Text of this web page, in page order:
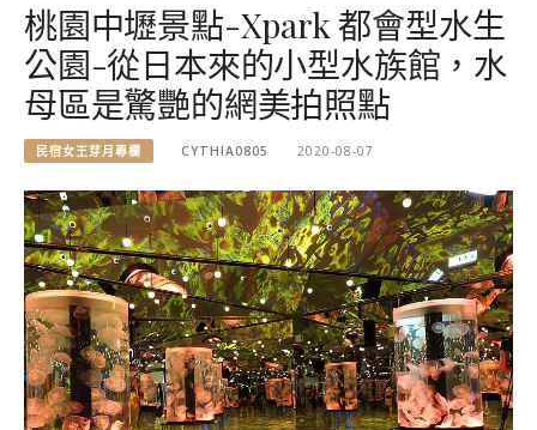
桃園中壢景點-Xpark 都會型水生
公園-從日本來的小型水族館，水
母區是驚艷的網美拍照點
民宿女王芽月專欄 CYTHIA0805 2020-08-07